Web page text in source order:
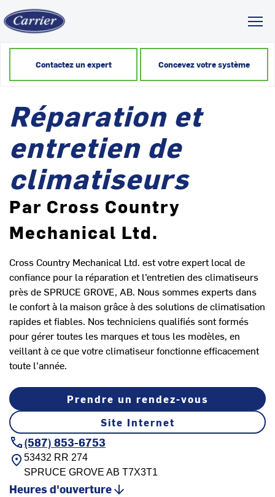
Contactez un expert Concevez votre système
Réparation et
entretien de
climatiseurs
Par Cross Country
Mechanical Ltd.
Cross Country Mechanical Ltd. est votre expert local de
confiance pour la réparation et l’entretien des climatiseurs
près de SPRUCE GROVE, AB. Nous sommes experts dans
le confort à la maison grâce à des solutions de climatisation
rapides et fiables. Nos techniciens qualifiés sont formés
pour gérer toutes les marques et tous les modèles, en
veillant à ce que votre climatiseur fonctionne efficacement
toute l’année.
Prendre un rendez-vous
Site Internet
(587) 853-6753
53432 RR 274
SPRUCE GROVE AB T7X3T1
Heures d'ouverture